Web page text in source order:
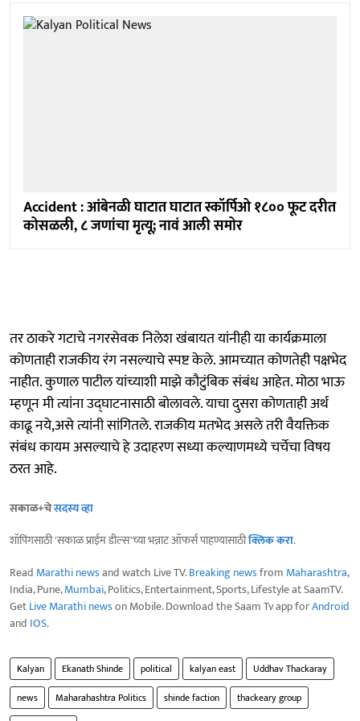
Accident : आंबेनळी घाटात घाटात स्कॉर्पिओ १८०० फूट दरीत
कोसळली, ८ जणांचा मृत्यू; नावं आली समोर
तर ठाकरे गटाचे नगरसेवक निलेश खंबायत यांनीही या कार्यक्रमाला
कोणताही राजकीय रंग नसल्याचे स्पष्ट केले. आमच्यात कोणतेही पक्षभेद
नाहीत. कुणाल पाटील यांच्याशी माझे कौटुंबिक संबंध आहेत. मोठा भाऊ
म्हणून मी त्यांना उद्घाटनासाठी बोलावले. याचा दुसरा कोणताही अर्थ
काढू नये,असे त्यांनी सांगितले. राजकीय मतभेद असले तरी वैयक्तिक
संबंध कायम असल्याचे हे उदाहरण सध्या कल्याणमध्ये चर्चेचा विषय
ठरत आहे.
सकाळ+चेसदस्य व्हा
शॉपिंगसाठी 'सकाळ प्राईम डील्स'च्या भन्नाट ऑफर्स पाहण्यासाठीक्लिक करा.
Read Marathi newsand watch Live TV.Breaking newsfrom Maharashtra,
India, Pune,Mumbai, Politics, Entertainment, Sports, Lifestyle at SaamTV.
GetLive Marathi newson Mobile. Download the Saam Tv app forAndroid
and IOS.
Kalyan Ekanath Shinde political kalyan east
Uddhav Thackaray
news
Maharahashtra Politics shinde faction
thackeary group